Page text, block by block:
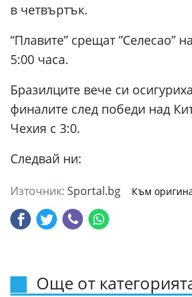
в четвъртък.
“Плавите” срещат ”Селесао”
5:00 часа.
Бразилците вече си
финалите след победи над
Чехия с 3:0.
Следвай ни:
Източник: Sportal.bg Към
Още от